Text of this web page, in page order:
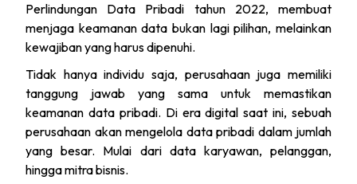
Perlindungan Data Pribadi tahun 2022, membuat
menjaga keamanan data bukan lagi pilihan, melainkan
kewajiban yang harus dipenuhi.
Tidak hanya individu saja, perusahaan juga memiliki
tanggung jawab yang sama untuk memastikan
keamanan data pribadi. Di era digital saat ini, sebuah
perusahaan akan mengelola data pribadi dalam jumlah
yang besar. Mulai dari data karyawan, pelanggan,
hingga mitra bisnis.